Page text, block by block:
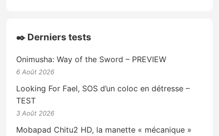
✒️ Derniers tests
Onimusha: Way of the Sword – PREVIEW
6 Août 2026
Looking For Fael, SOS d’un coloc en détresse –
TEST
3 Août 2026
Mobapad Chitu2 HD, la manette « mécanique »